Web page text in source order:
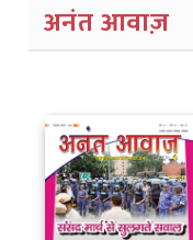
अनंत आवाज़